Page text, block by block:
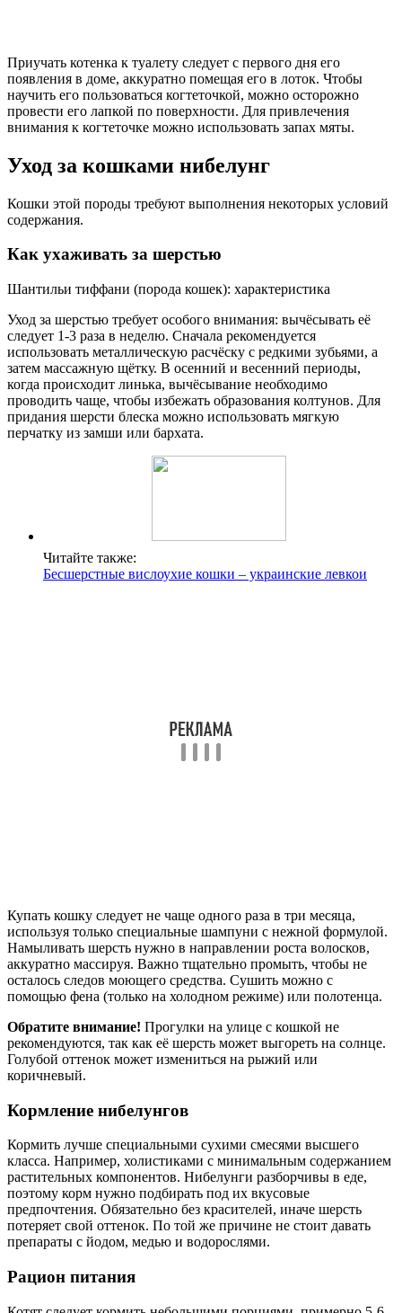
Приучать котенка к туалету следует с первого дня его
появления в доме, аккуратно помещая его в лоток. Чтобы
научить его пользоваться когтеточкой, можно осторожно
провести его лапкой по поверхности. Для привлечения
внимания к когтеточке можно использовать запах мяты.
Уход за кошками нибелунг
Кошки этой породы требуют выполнения некоторых условий
содержания.
Как ухаживать за шерстью
Шантильи тиффани (порода кошек): характеристика
Уход за шерстью требует особого внимания: вычёсывать её
следует 1-3 раза в неделю. Сначала рекомендуется
использовать металлическую расчёску с редкими зубьями, а
затем массажную щётку. В осенний и весенний периоды,
когда происходит линька, вычёсывание необходимо
проводить чаще, чтобы избежать образования колтунов. Для
придания шерсти блеска можно использовать мягкую
перчатку из замши или бархата.
Читайте также:
Бесшерстные вислоухие кошки – украинские левкои
Купать кошку следует не чаще одного раза в три месяца,
используя только специальные шампуни с нежной формулой.
Намыливать шерсть нужно в направлении роста волосков,
аккуратно массируя. Важно тщательно промыть, чтобы не
осталось следов моющего средства. Сушить можно с
помощью фена (только на холодном режиме) или полотенца.
Обратите внимание! Прогулки на улице с кошкой не
рекомендуются, так как её шерсть может выгореть на солнце.
Голубой оттенок может измениться на рыжий или
коричневый.
Кормление нибелунгов
Кормить лучше специальными сухими смесями высшего
класса. Например, холистиками с минимальным содержанием
растительных компонентов. Нибелунги разборчивы в еде,
поэтому корм нужно подбирать под их вкусовые
предпочтения. Обязательно без красителей, иначе шерсть
потеряет свой оттенок. По той же причине не стоит давать
препараты с йодом, медью и водорослями.
Рацион питания